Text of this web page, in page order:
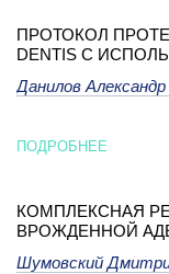
ПРОТОКОЛ
DENTIS С
ДЕСНЫ ОТ DENTIS
Данилов
ПОДРОБНЕЕ
КОМПЛЕКСНАЯ
ВРОЖДЕННОЙ
Шумовский